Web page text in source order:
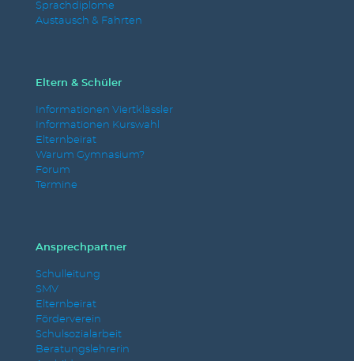
Sprachdiplome
Austausch & Fahrten
Eltern & Schüler
Informationen Viertklässler
Informationen Kurswahl
Elternbeirat
Warum Gymnasium?
Forum
Termine
Ansprechpartner
Schulleitung
SMV
Elternbeirat
Förderverein
Schulsozialarbeit
Beratungslehrerin